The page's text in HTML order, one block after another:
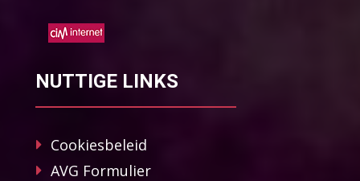
NUTTIGE LINKS
Cookiesbeleid
AVG Formulier